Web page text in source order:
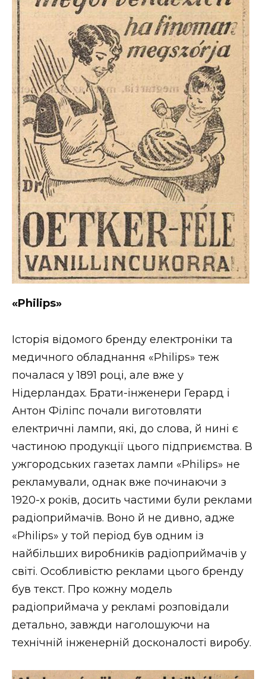
«Philips»
Історія відомого бренду електроніки та
медичного обладнання «Philips» теж
почалася у 1891 році, але вже у
Нідерландах. Брати-інженери Герард і
Антон Філіпс почали виготовляти
електричні лампи, які, до слова, й нині є
частиною продукції цього підприємства. В
ужгородських газетах лампи «Philips» не
рекламували, однак вже починаючи з
1920-х років, досить частими були реклами
радіоприймачів. Воно й не дивно, адже
«Philips» у той період був одним із
найбільших виробників радіоприймачів у
світі. Особливістю реклами цього бренду
був текст. Про кожну модель
радіоприймача у рекламі розповідали
детально, завжди наголошуючи на
технічній інженерній досконалості виробу.